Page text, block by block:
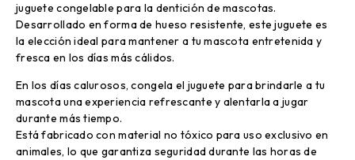
juguete congelable para la dentición de mascotas.
Desarrollado en forma de hueso resistente, este juguete es
la elección ideal para mantener a tu mascota entretenida y
fresca en los días más cálidos.
En los días calurosos, congela el juguete para brindarle a tu
mascota una experiencia refrescante y alentarla a jugar
durante más tiempo.
Está fabricado con material no tóxico para uso exclusivo en
animales, lo que garantiza seguridad durante las horas de